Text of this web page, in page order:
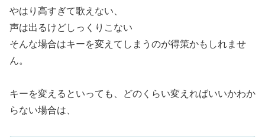
やはり高すぎて歌えない、
声は出るけどしっくりこない
そんな場合はキーを変えてしまうのが得策かもしれませ
ん。
キーを変えるといっても、どのくらい変えればいいかわか
らない場合は、